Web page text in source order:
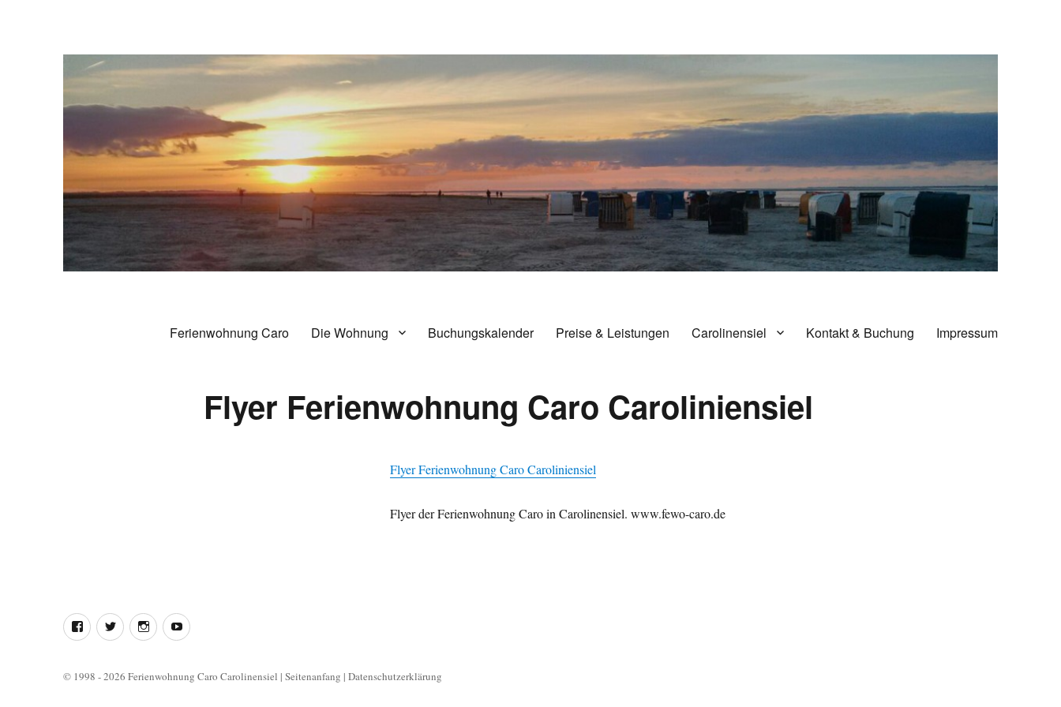
Ferienwohnung Caro Die Wohnung Buchungskalender Preise & Leistungen Carolinensiel Kontakt & Buchung Impressum
Flyer Ferienwohnung Caro Caroliniensiel
Flyer Ferienwohnung Caro Caroliniensiel
Flyer der Ferienwohnung Caro in Carolinensiel. www.fewo-caro.de
FacebookTwitterInstagramYouTube
© 1998 - 2026 Ferienwohnung Caro Carolinensiel |Seitenanfang |Datenschutzerklärung